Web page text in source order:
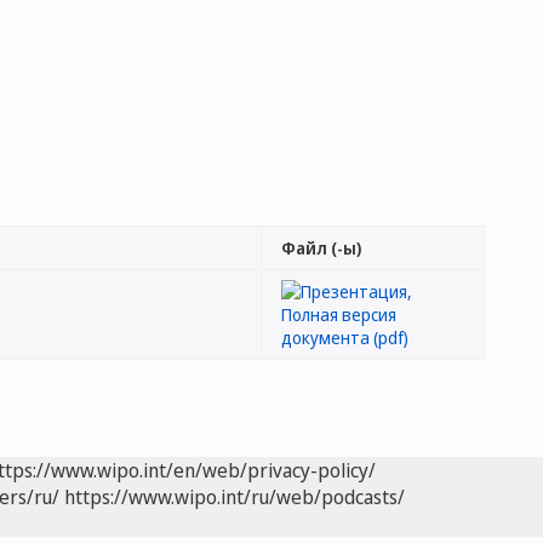
Файл (-ы)
www.wipo.int/en/web/privacy-policy/
ru/ https://www.wipo.int/ru/web/podcasts/